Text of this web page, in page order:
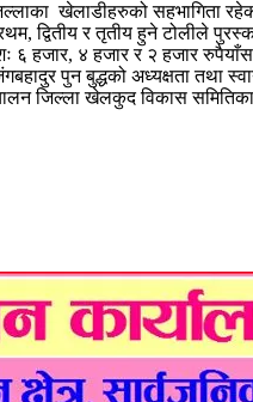
खेलाडीहरुको सहभागिता
द्वितीय र तृतीय हुने टोलीले
हजार, ४ हजार र २ हजार
पुन बुद्धको अध्यक्षता तथा
जिल्ला खेलकुद विकास